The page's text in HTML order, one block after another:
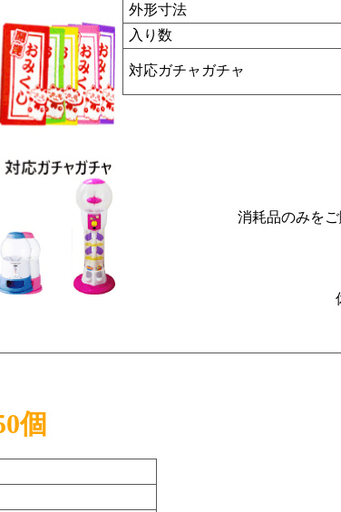
外形寸法
入り数
対応ガチャガチャ
消耗品のみをご
個